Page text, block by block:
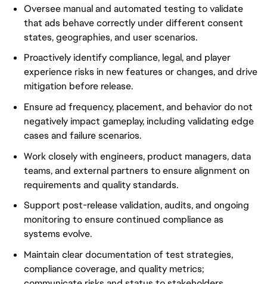
Oversee manual and automated testing to validate
that ads behave correctly under different consent
states, geographies, and user scenarios.
Proactively identify compliance, legal, and player
experience risks in new features or changes, and drive
mitigation before release.
Ensure ad frequency, placement, and behavior do not
negatively impact gameplay, including validating edge
cases and failure scenarios.
Work closely with engineers, product managers, data
teams, and external partners to ensure alignment on
requirements and quality standards.
Support post-release validation, audits, and ongoing
monitoring to ensure continued compliance as
systems evolve.
Maintain clear documentation of test strategies,
compliance coverage, and quality metrics;